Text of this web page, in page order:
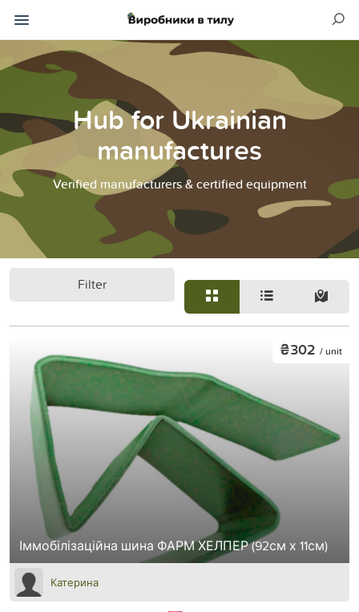
Hub for Ukrainian
manufactures
Verified manufacturers & certified equipment
Filter
Іммобілізаційна шина ФАРМ ХЕЛПЕР (92см х 11см)
₴302 / unit
Катерина